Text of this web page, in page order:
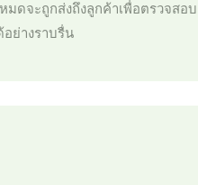
มดจะถูกส่งถึงลูกค้าเพื่อตรวจสอ
ย่างราบรื่น